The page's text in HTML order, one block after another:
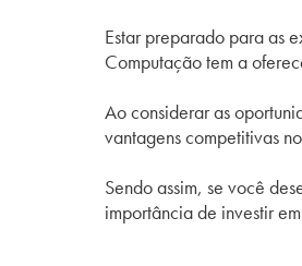
Estar preparado para as
Computação tem a
Ao considerar as
vantagens competitivas
Sendo assim, se você
importância de investir